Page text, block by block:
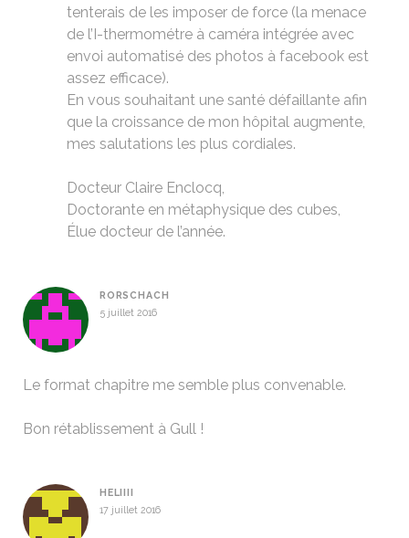
tenterais de les imposer de force (la menace
de l’I-thermométre à caméra intégrée avec
envoi automatisé des photos à facebook est
assez efficace).
En vous souhaitant une santé défaillante afin
que la croissance de mon hôpital augmente,
mes salutations les plus cordiales.
Docteur Claire Enclocq,
Doctorante en métaphysique des cubes,
Élue docteur de l’année.
RORSCHACH
5 juillet 2016
Le format chapitre me semble plus convenable.
Bon rétablissement à Gull !
HELIIII
17 juillet 2016